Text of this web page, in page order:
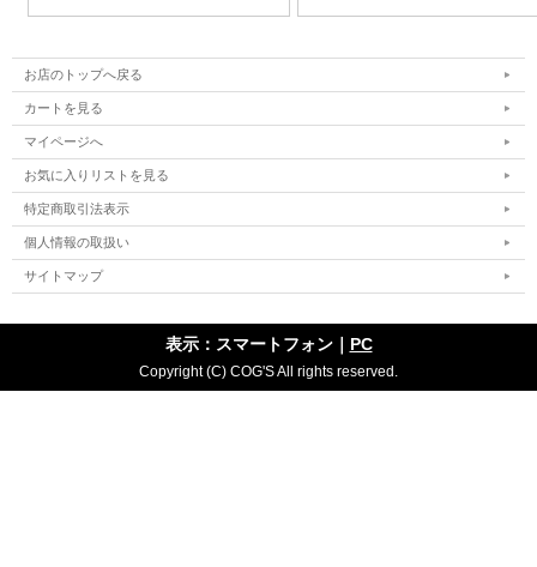
お店のトップへ戻る
カートを見る
マイページへ
お気に入りリストを見る
特定商取引法表示
個人情報の取扱い
サイトマップ
表示：スマートフォン｜ PC
Copyright (C) COG'S All rights reserved.